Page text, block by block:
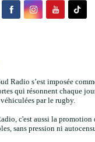
Radio s’est imposée
qui résonnent chaque
par le rugby.
c'est aussi la
sans pression ni